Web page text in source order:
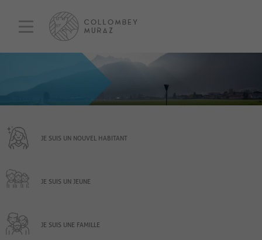
JE SUIS UN NOUVEL HABITANT
JE SUIS UN JEUNE
JE SUIS UNE FAMILLE